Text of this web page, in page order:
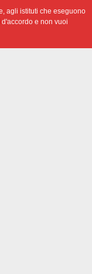
agli istituti che eseguono
e non vuoi